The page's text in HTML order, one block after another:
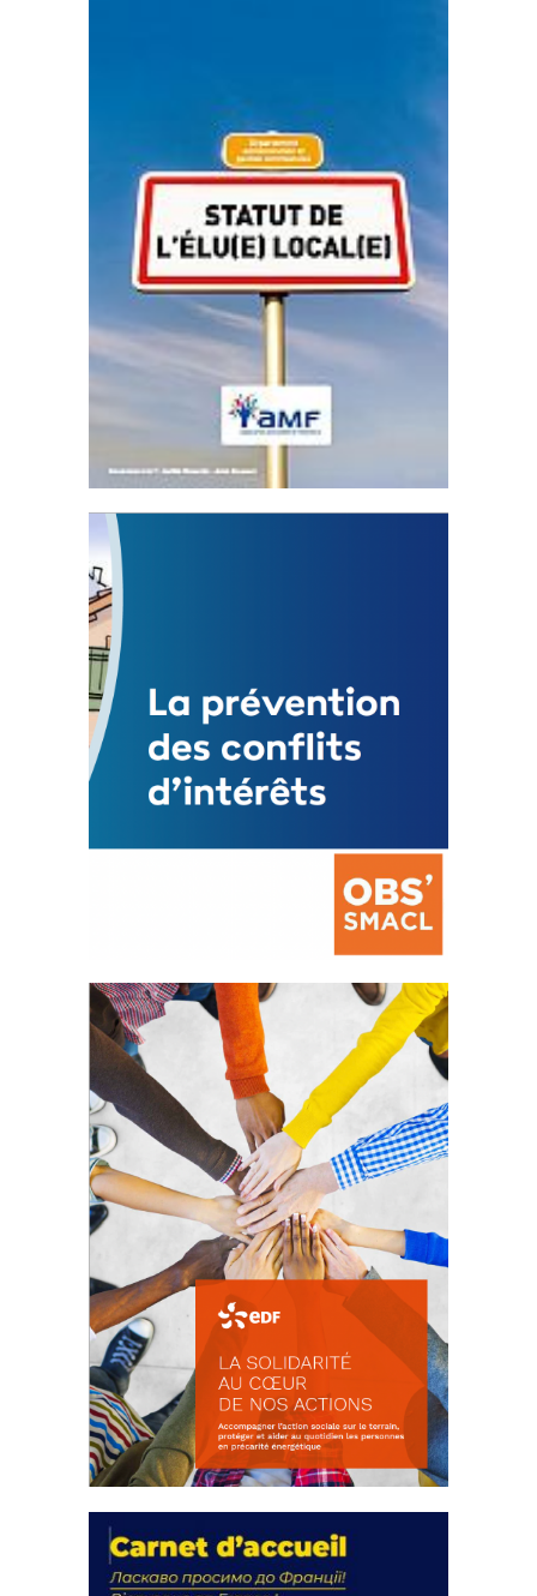
Statut de l’élu local
3 avril 2024
Mise à jour avril 2024
FEUILLETER
La prévention des conflits
d’intérêts
18 septembre 2023
FEUILLETER
actions
18 septembre 2023